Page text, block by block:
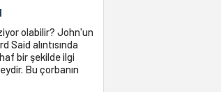
olabilir? John'un
Said alıntısında
bir şekilde ilgi
Bu çorbanın